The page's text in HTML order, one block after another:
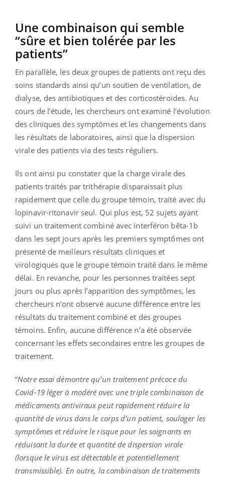
Une combinaison qui semble
“sûre et bien tolérée par les
patients”
En parallèle, les deux groupes de patients ont reçu des
soins standards ainsi qu’un soutien de ventilation, de
dialyse, des antibiotiques et des corticostéroïdes. Au
cours de l’étude, les chercheurs ont examiné l’évolution
des cliniques des symptômes et les changements dans
les résultats de laboratoires, ainsi que la dispersion
virale des patients via des tests réguliers.
Ils ont ainsi pu constater que la charge virale des
patients traités par trithérapie disparaissait plus
rapidement que celle du groupe témoin, traité avec du
lopinavir-ritonavir seul. Qui plus est, 52 sujets ayant
suivi un traitement combiné avec interféron bêta-1b
dans les sept jours après les premiers symptômes ont
présenté de meilleurs résultats cliniques et
virologiques que le groupe témoin traité dans le même
délai. En revanche, pour les personnes traitées sept
jours ou plus après l’apparition des symptômes, les
chercheurs n’ont observé aucune différence entre les
résultats du traitement combiné et des groupes
témoins. Enfin, aucune différence n’a été observée
concernant les effets secondaires entre les groupes de
traitement.
“Notre essai démontre qu’un traitement précoce du
Covid-19 léger à modéré avec une triple combinaison de
médicaments antiviraux peut rapidement réduire la
quantité de virus dans le corps d’un patient, soulager les
symptômes et réduire le risque pour les soignants en
réduisant la durée et quantité de dispersion virale
(lorsque le virus est détectable et potentiellement
transmissible). En outre, la combinaison de traitements